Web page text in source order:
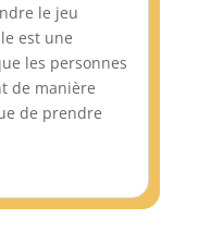
le jeu
est une
les personnes
de manière
de prendre